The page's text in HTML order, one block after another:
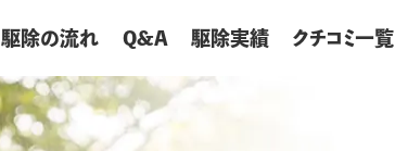
駆除の流れ Q&A 駆除実績 クチコミ一覧